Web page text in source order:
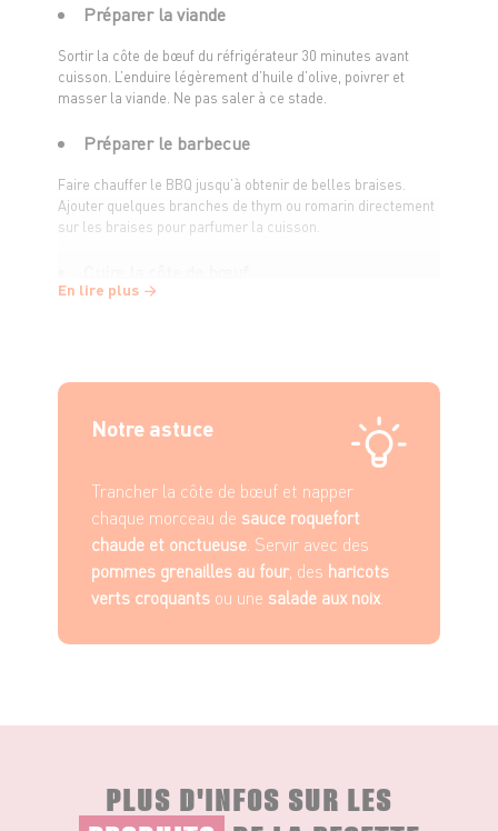
Préparer la viande
Sortir la côte de bœuf du réfrigérateur 30 minutes avant
cuisson. L’enduire légèrement d’huile d’olive, poivrer et
masser la viande. Ne pas saler à ce stade.
Préparer le barbecue
Faire chauffer le BBQ jusqu’à obtenir de belles braises.
Ajouter quelques branches de thym ou romarin directement
sur les braises pour parfumer la cuisson.
Saupoudrer de fleur de sel juste avant de servir.
Préparer la sauce roquefort :
Dans une casserole à feu doux, faire fondre le beurre.
Ajouter la crème et porter à petite ébullition.
Incorporer le roquefort en morceaux, remuer jusqu’à fonte
complète.
Ajouter une pointe de moutarde si souhaité, puis poivrer.
👉 Ne pas saler : le fromage s’en charge.
En lire plus
Notre astuce
Trancher la côte de bœuf et napper
chaque morceau de sauce roquefort
chaude et onctueuse . Servir avec des
pommes grenailles au four, des haricots
verts croquants ou une salade aux noix
PLUS D'INFOS SUR LES